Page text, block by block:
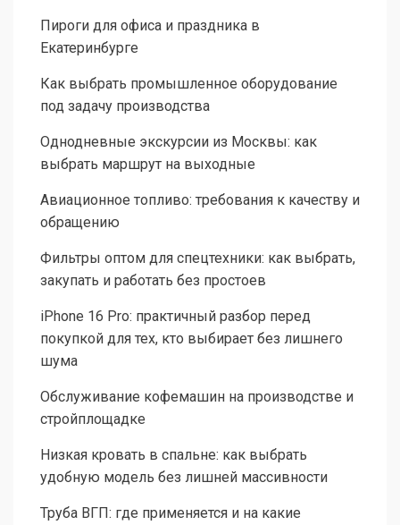
Пироги для офиса и праздника в
Екатеринбурге
Как выбрать промышленное оборудование
под задачу производства
Однодневные экскурсии из Москвы: как
выбрать маршрут на выходные
Авиационное топливо: требования к качеству и
обращению
Фильтры оптом для спецтехники: как выбрать,
закупать и работать без простоев
iPhone 16 Pro: практичный разбор перед
покупкой для тех, кто выбирает без лишнего
шума
Обслуживание кофемашин на производстве и
стройплощадке
Низкая кровать в спальне: как выбрать
удобную модель без лишней массивности
Труба ВГП: где применяется и на какие